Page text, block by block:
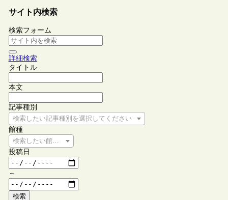
サイト内検索
検索フォーム
詳細検索
タイトル
本文
記事種別
検索したい記事種別を選択してください
館種
検索したい館種を選択してください
投稿日
～
検索